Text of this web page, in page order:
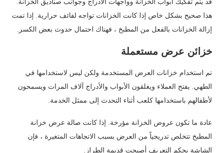
قد يتم تفكيك أبواب الخزانة وواجهات الأدراج وجوانب صناديق الخزانة.
هذا صحيح بشكل خاص إذا كانت الخزانات تواجه لفائف حرارية. إذا تمت
إزالة الخزانات بالفعل من المطبخ ، فهناك احتمال حدوث بعض الكسر.
خزائن عرض مستعملة
تم استخدام خزانات العرض المستخدمة ولكن ليس لاستخدامها في
الطهي. يفتح العملاء ويغلقون الأبواب والأدراج آلاف المرات ويسمحون
لأطفالهم باستخدامها كلعب أثناء التحدث إلى ممثل الخدمة.
عادة ما تكون عروض الخزانة مؤرخة. إذا كانت صالة عرض خزانة
المطبخ تتخلص تدريجياً من العرض بسبب الاتجاهات المتغيرة ، فإن
الشاشة بحكم التعريف أصبحت قديمة الطراز.